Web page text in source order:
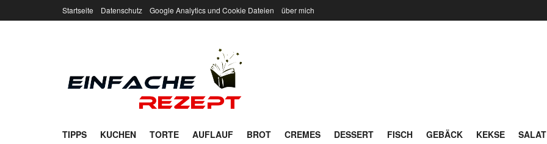
Startseite Datenschutz Google Analytics und Cookie Dateien über mich
TIPPS KUCHEN TORTE AUFLAUF BROT CREMES DESSERT FISCH GEBÄCK KEKSE SALAT